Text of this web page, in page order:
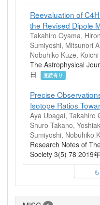
Reevaluation of
the Revised Dipole
Takahiro Oyama,
Sumiyoshi, Mitsunori
Nobuhiko Kuze,
The Astrophysical
日
査読有り
Precise
Isotope Ratios
Aya Ubagai, Takahiro
Shuro Takano,
Sumiyoshi, Nobuhiko
Research Notes of
Society 3(5) 78 2019